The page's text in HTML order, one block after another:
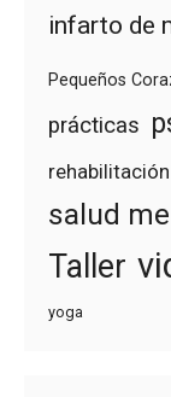
infarto de
Pequeños
prácticas
salud
Taller
yoga